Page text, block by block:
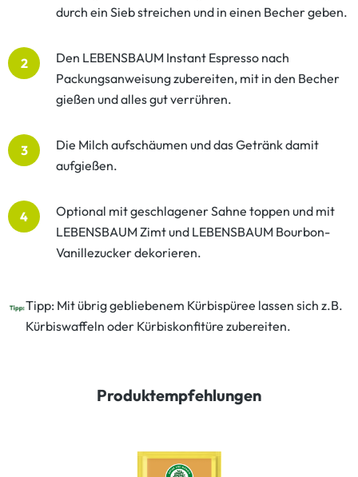
durch ein Sieb streichen und in einen Becher geben.
2
Den LEBENSBAUM Instant Espresso nach
Packungsanweisung zubereiten, mit in den Becher
gießen und alles gut verrühren.
3
Die Milch aufschäumen und das Getränk damit
aufgießen.
4
Optional mit geschlagener Sahne toppen und mit
LEBENSBAUM Zimt und LEBENSBAUM Bourbon-
Vanillezucker dekorieren.
Tipp: Mit übrig gebliebenem Kürbispüree lassen sich z.B.
Kürbiswaffeln oder Kürbiskonfitüre zubereiten.
Produktempfehlungen